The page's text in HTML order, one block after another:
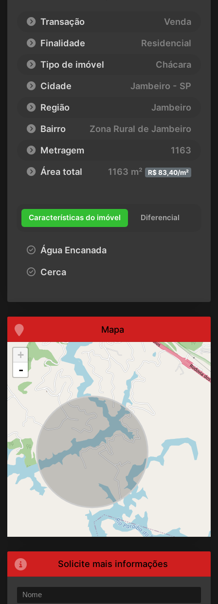
Transação
Venda
Finalidade
Residencial
Tipo de imóvel
Chácara
Cidade
Jambeiro - SP
Região
Jambeiro
Bairro
Zona Rural de Jambeiro
Metragem
1163
Área total
1163 m² R$ 83,40/m²
Características do imóvel Diferencial
Água Encanada
Cerca
Mapa
+
-
Solicite mais informações